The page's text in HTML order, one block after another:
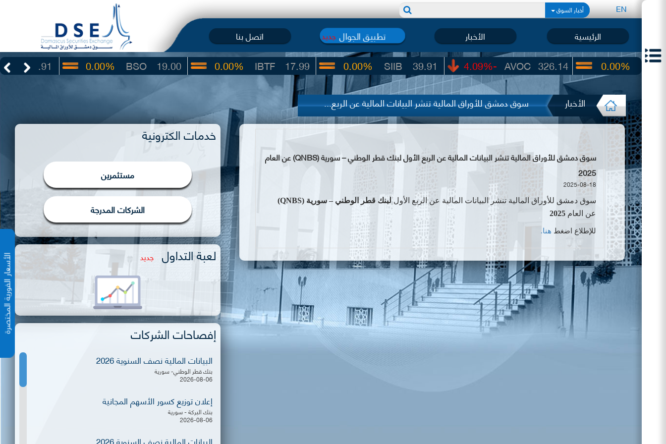
EN أخبار السوق
الرئيسية الأخبار تطبيق الجوال جديد اتصل بنا
19.00
BSO
0.00% 17.99
IBTF
0.00% 39.91
SIIB
0.00% 326.14
AVOC 22.65
UIC
0.00%
الأخبار سوق دمشق للأوراق المالية تنشر البيانات المالية عن الربع...
الأسعار
سوق دمشق للأوراق المالية تنشر البيانات المالية عن الربع الأول لبنك قطر الوطني – سورية (QNBS) عن العام
2025
2025-08-18
سوق دمشق للأوراق المالية تنشر البيانات المالية عن الربع الأوللبنك قطر الوطني – سورية (QNBS)
عن العام 2025
للإطلاع اضغط هنا.
خدمات الكترونية
مستثمرين
الشركات المدرجة
لعبة التداول جديد
إفصاحات الشركات
البيانات المالية نصف السنوية 2026
بنك قطر الوطني- سورية
2026-08-06
إعلان توزيع كسور الأسهم المجانية
بنك البركة - سورية
2026-08-06